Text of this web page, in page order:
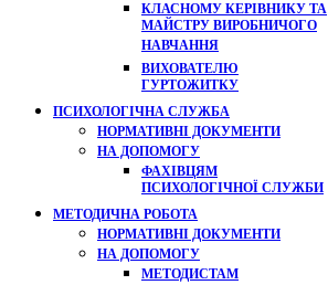
КЛАСНОМУ КЕРІВНИКУ ТА
МАЙСТРУ ВИРОБНИЧОГО
НАВЧАННЯ
ВИХОВАТЕЛЮ
ГУРТОЖИТКУ
ПСИХОЛОГІЧНА СЛУЖБА
НОРМАТИВНІ ДОКУМЕНТИ
НА ДОПОМОГУ
ФАХІВЦЯМ
ПСИХОЛОГІЧНОЇ СЛУЖБИ
МЕТОДИЧНА РОБОТА
НОРМАТИВНІ ДОКУМЕНТИ
НА ДОПОМОГУ
МЕТОДИСТАМ